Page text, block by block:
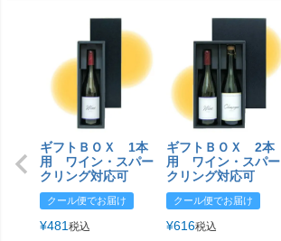
ギフトＢＯＸ 1本
用 ワイン・スパー
クリング対応可
クール便でお届け
¥481税込
ギフトＢＯＸ 2本
用 ワイン・スパー
クリング対応可
クール便でお届け
¥616税込